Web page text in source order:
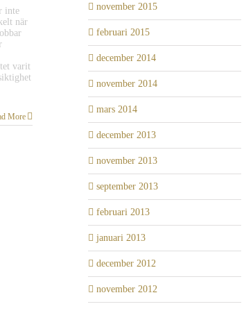
inte
när
varit
More
november 2015
februari 2015
december 2014
november 2014
mars 2014
december 2013
november 2013
september 2013
februari 2013
januari 2013
december 2012
november 2012